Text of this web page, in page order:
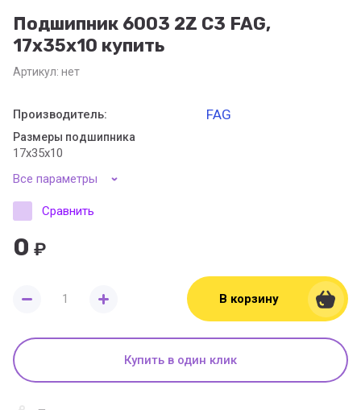
Подшипник 6003 2Z C3 FAG,
17x35x10 купить
Артикул: нет
Производитель: FAG
Размеры подшипника
17x35x10
Все параметры
0 ₽
Сравнить
В корзину
Купить в один клик